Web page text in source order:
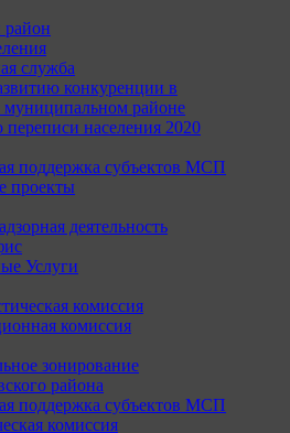
район
служба
конкуренции в
муниципальном районе
переписи населения 2020
поддержка субъектов МСП
проекты
деятельность
Услуги
комиссия
комиссия
зонирование
района
поддержка субъектов МСП
комиссия